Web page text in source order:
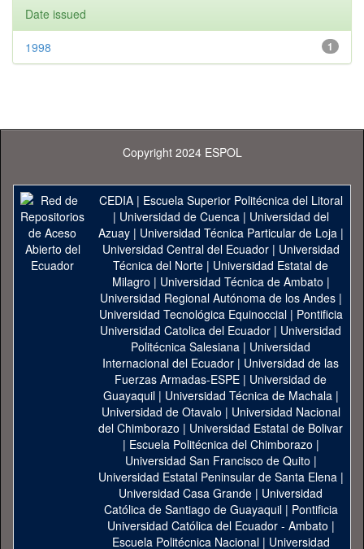
Date issued
1
1998
Copyright 2024 ESPOL
CEDIA| Escuela Superior Politécnica del Litoral
| Universidad de Cuenca| Universidad del
Azuay| Universidad Técnica Particular de Loja|
Universidad Central del Ecuador| Universidad
Técnica del Norte | Universidad Estatal de
Milagro | Universidad Técnica de Ambato |
Universidad Regional Autónoma de los Andes|
Universidad Tecnológica Equinoccial| Pontificia
Universidad Catolica del Ecuador | Universidad
Politécnica Salesiana | Universidad
Internacional del Ecuador | Universidad de las
Fuerzas Armadas-ESPE | Universidad de
Guayaquil| Universidad Técnica de Machala|
Universidad de Otavalo | Universidad Nacional
del Chimborazo | Universidad Estatal de Bolivar
| Escuela Politécnica del Chimborazo |
Universidad San Francisco de Quito |
Universidad Estatal Peninsular de Santa Elena|
Universidad Casa Grande | Universidad
Católica de Santiago de Guayaquil| Pontificia
Universidad Católica del Ecuador - Ambato |
Escuela Politécnica Nacional| Universidad